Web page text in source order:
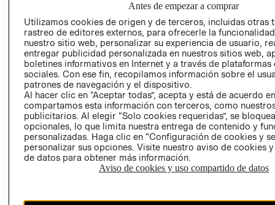
RELACIÓN CON
INVERSIONISTAS
POLÍTICA
EMPRESARIAL
- RETIRO EN
TIENDA
TÉRMINOS Y
CONDICIONES
AVISO DE
PRIVACIDAD
GIFT CARD
AVISO DE
COOKIES
Antes de empezar a comprar
Utilizamos cookies de origen y de terceros, incluidas otras
rastreo de editores externos, para ofrecerle la
nuestro sitio web, personalizar su experiencia de usuario,
entregar publicidad personalizada en nuestros sitios web,
boletines informativos en Internet y a través de plataformas
sociales. Con ese fin, recopilamos información sobre el
patrones de navegación y el dispositivo.
Al hacer clic en “Aceptar todas”, acepta y está de acuerdo
compartamos esta información con terceros, como
publicitarios. Al elegir “Solo cookies requeridas”, se
opcionales, lo que limita nuestra entrega de contenido y
personalizadas. Haga clic en “Configuración de cookies y
personalizar sus opciones. Visite nuestro aviso de cookies
de datos para obtener más información.
Aviso de cookies y uso compartido de datos